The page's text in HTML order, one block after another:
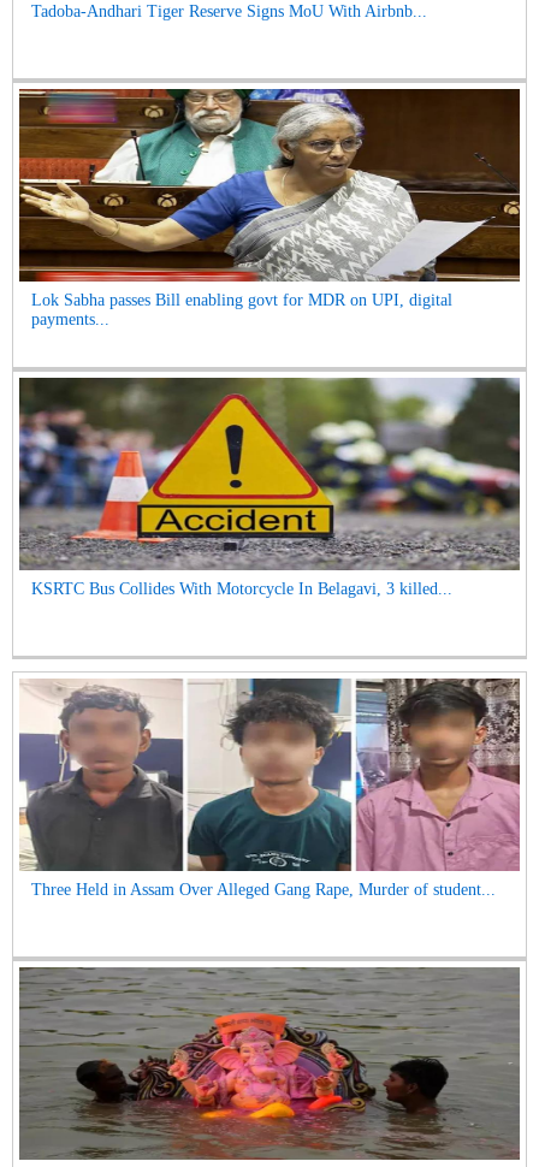
Tadoba-Andhari Tiger Reserve Signs MoU With Airbnb...
Lok Sabha passes Bill enabling govt for MDR on UPI, digital
payments...
KSRTC Bus Collides With Motorcycle In Belagavi, 3 killed...
Three Held in Assam Over Alleged Gang Rape, Murder of student...